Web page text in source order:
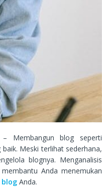
– Membangun blog seperti
Meski terlihat sederhana,
blognya. Menganalisis
Anda menemukan
blog Anda.